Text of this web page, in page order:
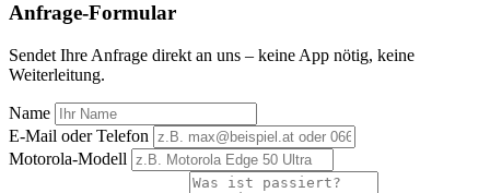
Anfrage-Formular
Sendet Ihre Anfrage direkt an uns – keine App nötig, keine
Weiterleitung.
Name
E-Mail oder Telefon
Motorola-Modell